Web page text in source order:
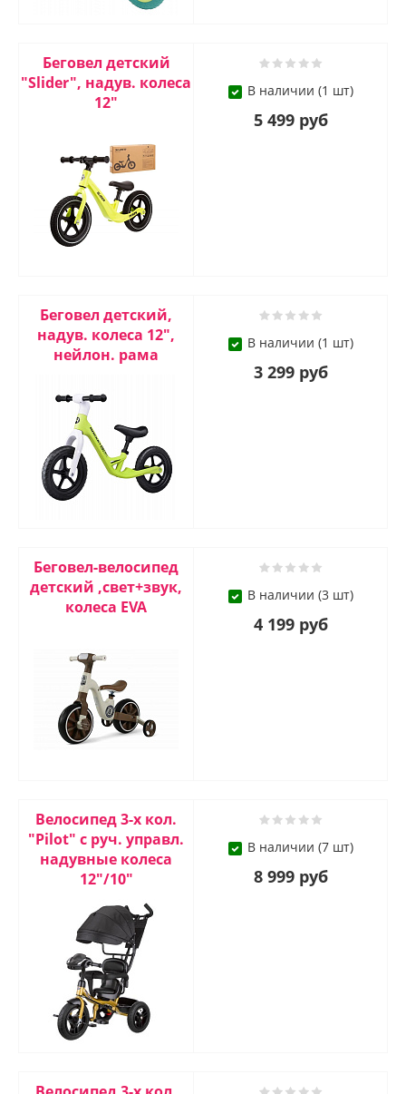
Беговел детский
"Slider", надув. колеса
12"
В наличии (1 шт)
5 499 руб
Беговел детский,
надув. колеса 12",
нейлон. рама
В наличии (1 шт)
3 299 руб
Беговел-велосипед
детский ,свет+звук,
колеса EVA
В наличии (3 шт)
4 199 руб
Велосипед 3-х кол.
"Pilot" с руч. управл.
надувные колеса
12"/10"
В наличии (7 шт)
8 999 руб